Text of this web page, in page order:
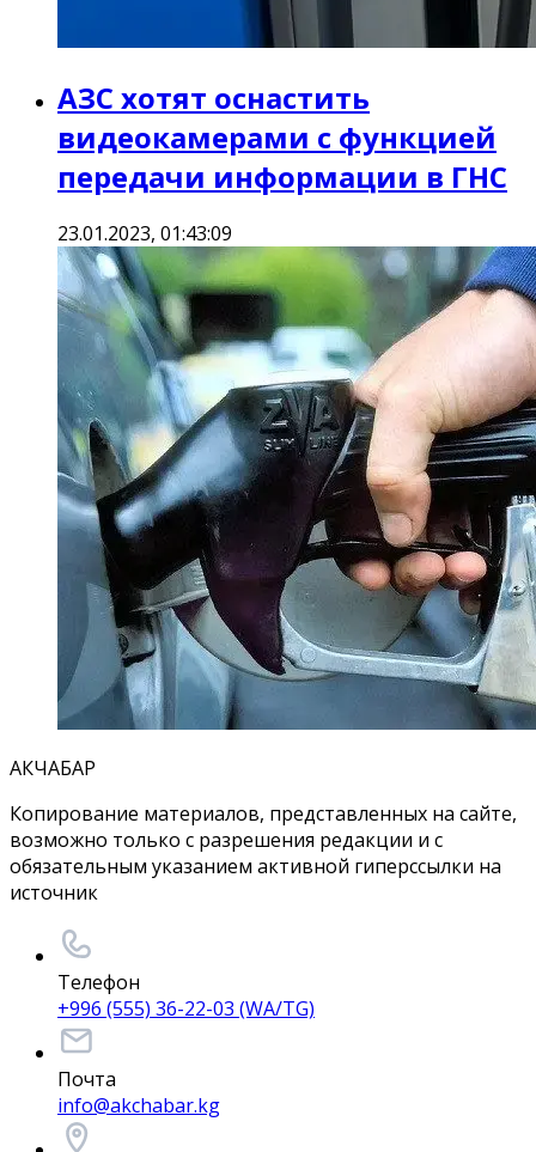
АЗС хотят оснастить
видеокамерами с функцией
передачи информации в ГНС
23.01.2023, 01:43:09
АКЧАБАР
Копирование материалов, представленных на сайте,
возможно только с разрешения редакции и с
обязательным указанием активной гиперссылки на
источник
Телефон
+996 (555) 36-22-03 (WA/TG)
Почта
info@akchabar.kg